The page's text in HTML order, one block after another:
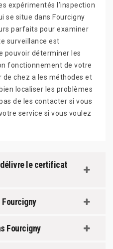
expérimentés l’inspection
se situe dans Fourcigny
parfaits pour examiner
surveillance est
pouvoir déterminer les
fonctionnement de votre
de chez a les méthodes et
localiser les problèmes
de les contacter si vous
service si vous voulez
délivre le certificat
Fourcigny
Fourcigny